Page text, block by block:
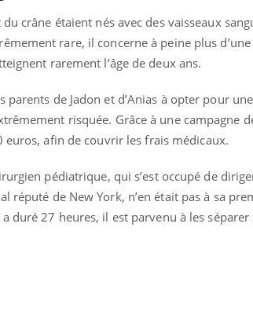
crâne étaient nés avec des vaisseaux
rare, il concerne à peine plus
rarement l’âge de deux ans.
de Jadon et d’Anias à opter pour
risquée. Grâce à une campagne
afin de couvrir les frais médicaux.
pédiatrique, qui s’est occupé de
réputé de New York, n’en était pas à sa
duré 27 heures, il est parvenu à les